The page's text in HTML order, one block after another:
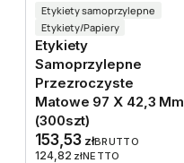
Etykiety samoprzylepne
Etykiety/Papiery
Etykiety
Samoprzylepne
Przezroczyste
Matowe 97 X 42,3 Mm
(300szt)
153,53 złBRUTTO
124,82 złNETTO